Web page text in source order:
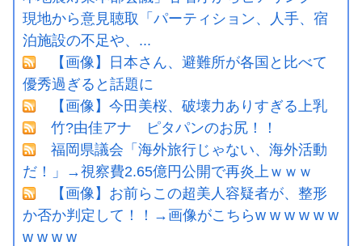
現地から意見聴取「パーティション、人手、宿
泊施設の不足や、...
【画像】日本さん、避難所が各国と比べて
優秀過ぎると話題に
【画像】今田美桜、破壊力ありすぎる上乳
竹?由佳アナ ピタパンのお尻！！
福岡県議会「海外旅行じゃない、海外活動
だ！」→視察費2.65億円公開で再炎上ｗｗｗ
【画像】お前らこの超美人容疑者が、整形
か否か判定して！！→画像がこちらw w w w w w
w w w w